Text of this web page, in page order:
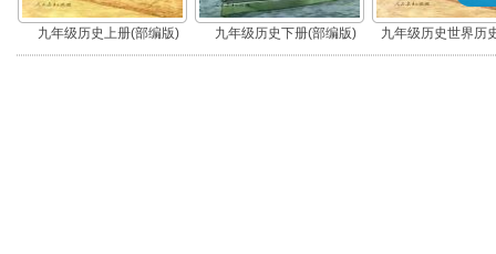
九年级历史上册(部编版) 九年级历史下册(部编版)
九年级历史世界历
(部编版)